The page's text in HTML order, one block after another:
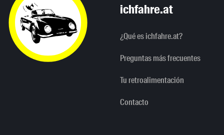
ichfahre.at
¿Qué es ichfahre.at?
Preguntas más frecuentes
Tu retroalimentación
Contacto